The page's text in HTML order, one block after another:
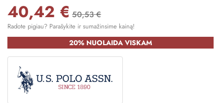
40,42 € 50,53 €
Radote pigiau? Parašykite ir sumažinsime kainą!
20% NUOLAIDA VISKAM